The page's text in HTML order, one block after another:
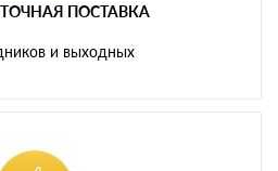
ПОСТАВКА
и выходных